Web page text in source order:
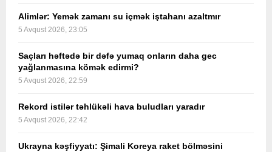
Alimlər: Yemək zamanı su içmək iştahanı azaltmır
5 Avqust 2026, 23:05
Saçları həftədə bir dəfə yumaq onların daha gec
yağlanmasına kömək edirmi?
5 Avqust 2026, 22:59
Rekord istilər təhlükəli hava buludları yaradır
5 Avqust 2026, 22:42
Ukrayna kəşfiyyatı: Şimali Koreya raket bölməsini